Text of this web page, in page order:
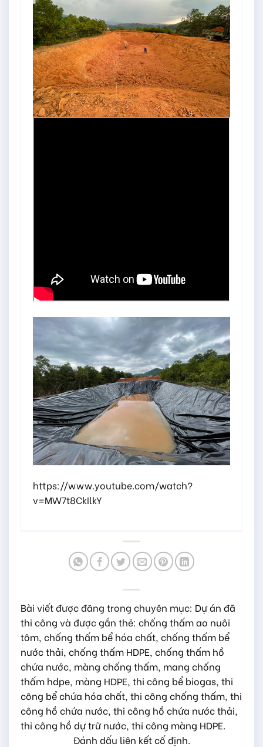
https://www.youtube.com/watch?
v=MW7t8CkIlkY
Bài viết được đăng trong chuyên mục: Dự án đã
thi công và được gắn thẻ: chống thấm ao nuôi
tôm chống thấm bể hóa chất chống thấm bể
nước thải chống thấm HDPE chống thấm hồ
chứa nước màng chống thấm mang chống
thấm hdpe màng HDPE thi công bể biogas thi
công bể chứa hóa chất thi công chống thấm thi
công hồ chứa nước thi công hồ chứa nước thải
thi công hồ dự trữ nước thi công màng HDPE
Đánh dấu liên kết cố định